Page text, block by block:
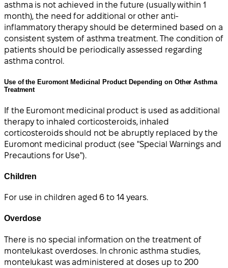
asthma is not achieved in the future (usually within 1
month), the need for additional or other anti-
inflammatory therapy should be determined based on a
consistent system of asthma treatment. The condition of
patients should be periodically assessed regarding
asthma control.
Use of the Euromont Medicinal Product Depending on Other Asthma
Treatment
If the Euromont medicinal product is used as additional
therapy to inhaled corticosteroids, inhaled
corticosteroids should not be abruptly replaced by the
Euromont medicinal product (see "Special Warnings and
Precautions for Use").
Children
For use in children aged 6 to 14 years.
Overdose
There is no special information on the treatment of
montelukast overdoses. In chronic asthma studies,
montelukast was administered at doses up to 200